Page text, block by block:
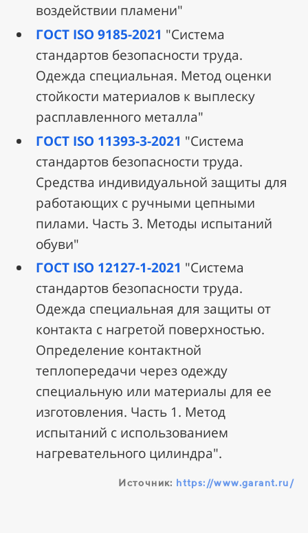
воздействии пламени"
ГОСТ ISO 9185-2021 "Система
стандартов безопасности труда.
Одежда специальная. Метод оценки
стойкости материалов к выплеску
расплавленного металла"
ГОСТ ISO 11393-3-2021 "Система
стандартов безопасности труда.
Средства индивидуальной защиты для
работающих с ручными цепными
пилами. Часть 3. Методы испытаний
обуви"
ГОСТ ISO 12127-1-2021 "Система
стандартов безопасности труда.
Одежда специальная для защиты от
контакта с нагретой поверхностью.
Определение контактной
теплопередачи через одежду
специальную или материалы для ее
изготовления. Часть 1. Метод
испытаний с использованием
нагревательного цилиндра".
Источник: https://www.garant.ru/